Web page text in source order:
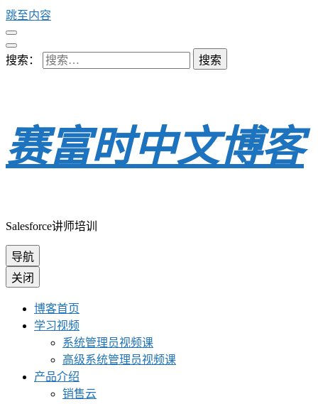
跳至内容
搜索：
赛富时中文博客
Salesforce讲师培训
导航
关闭
博客首页
学习视频
系统管理员视频课
高级系统管理员视频课
产品介绍
销售云